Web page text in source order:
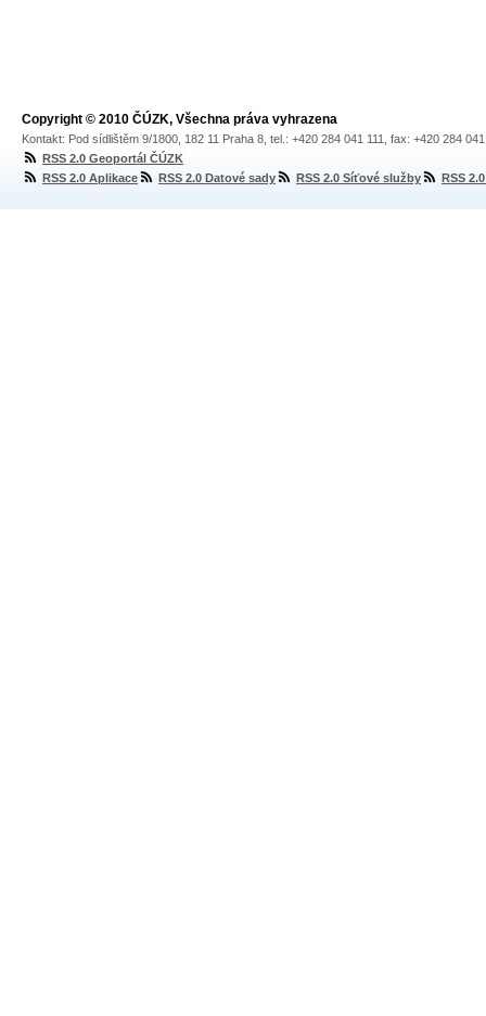
Copyright © 2010 ČÚZK, Všechna práva vyhrazena
Kontakt: Pod sídlištěm 9/1800, 182 11 Praha 8, tel.: +420 284 041 111, fax: +420 284
RSS 2.0 Geoportál ČÚZK
RSS 2.0 Aplikace
RSS 2.0 Datové sady RSS 2.0 Síťové služby RSS